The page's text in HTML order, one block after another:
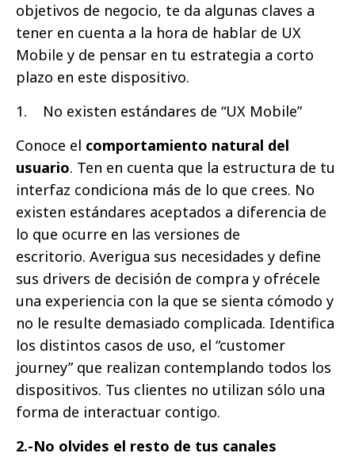
objetivos de negocio, te da algunas claves a
tener en cuenta a la hora de hablar de UX
Mobile y de pensar en tu estrategia a corto
plazo en este dispositivo.
1. No existen estándares de “UX Mobile”
Conoce el comportamiento natural del
usuario. Ten en cuenta que la estructura de tu
interfaz condiciona más de lo que crees. No
existen estándares aceptados a diferencia de
lo que ocurre en las versiones de
escritorio. Averigua sus necesidades y define
sus drivers de decisión de compra y ofrécele
una experiencia con la que se sienta cómodo y
no le resulte demasiado complicada. Identifica
los distintos casos de uso, el “customer
journey” que realizan contemplando todos los
dispositivos. Tus clientes no utilizan sólo una
forma de interactuar contigo.
2.-No olvides el resto de tus canales